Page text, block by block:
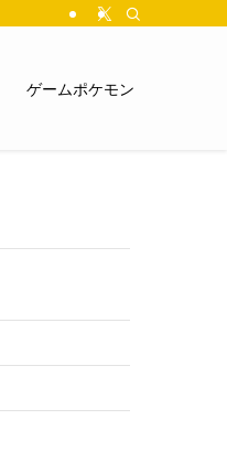
ゲームポケモン